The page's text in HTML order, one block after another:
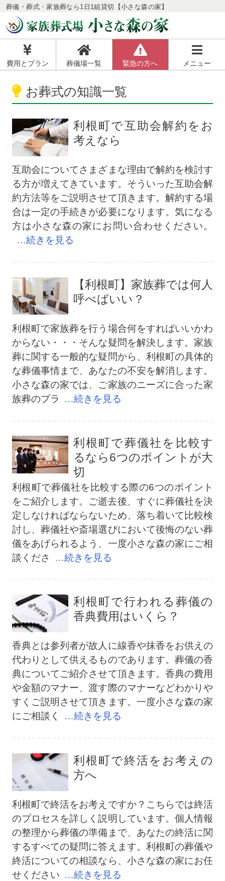
葬儀・葬式・家族葬なら1日1組貸切【小さな森の家】
費用とプラン 葬儀場一覧 緊急の方へ メニュー
お葬式の知識一覧
利根町で互助会解約をお
考えなら
互助会についてさまざまな理由で解約を検討す
る方が増えてきています。そういった互助会解
約方法等をご説明させて頂きます。解約する場
合は一定の手続きが必要になります。気になる
方は小さな森の家にお問い合わせください。
…続きを見る
【利根町】家族葬では何人
呼べばいい？
利根町で家族葬を行う場合何をすればいいかわ
からない・・・そんな疑問を解決します。家族
葬に関する一般的な疑問から、利根町の具体的
な葬儀事情まで、あなたの不安を解消します。
小さな森の家では、ご家族のニーズに合った家
族葬のプラ
…続きを見る
利根町で葬儀社を比較す
るなら6つのポイントが大
切
利根町で葬儀社を比較する際の6つのポイント
をご紹介します。ご逝去後、すぐに葬儀社を決
定しなければならないため、落ち着いて比較検
討し、葬儀社や斎場選びにおいて後悔のない葬
儀をあげられるよう、一度小さな森の家にご相
談くださ
…続きを見る
利根町で行われる葬儀の
香典費用はいくら？
香典とは参列者が故人に線香や抹香をお供えの
代わりとして供えるものであります。葬儀の香
典についてご紹介させて頂きます。香典の費用
や金額のマナー、渡す際のマナーなどわかりや
すくご説明させて頂きます。一度小さな森の家
にご相談く
…続きを見る
利根町で終活をお考えの
方へ
利根町で終活をお考えですか？こちらでは終活
のプロセスを詳しく説明しています。個人情報
の整理から葬儀の準備まで、あなたの終活に関
するすべての疑問に答えます。利根町の葬儀や
終活についての相談なら、小さな森の家にお任
せください …続きを見る